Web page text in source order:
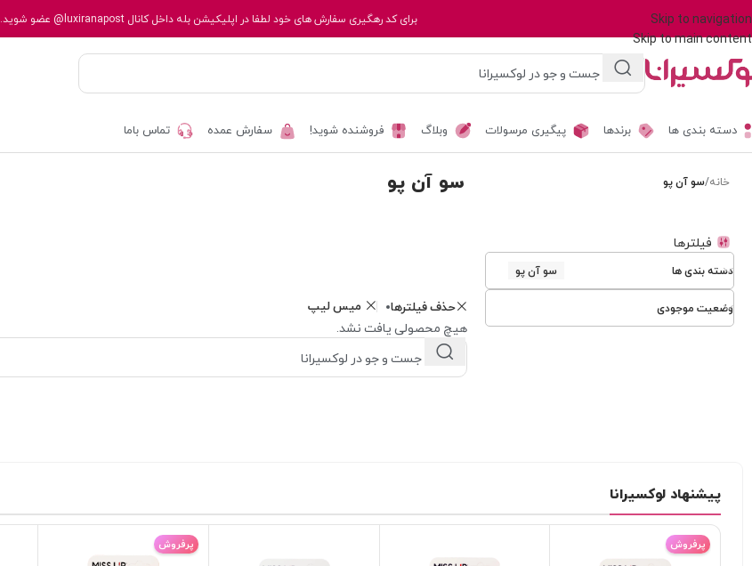
Skip to navigation
Skip to main content
برای کد رهگیری سفارش های خود لطفا در اپلیکیشن بله داخل کانال@luxiranapost عضو شوید.
دسته بندی ها برندها پیگیری مرسولات وبلاگ فروشنده شوید! سفارش عمده تماس باما
خانه/سو آن پو سو آن پو
فیلترها
دسته بندی ها سو آن پو
وضعیت موجودی حذف فیلترها میس لیپ
هیچ محصولی یافت نشد.
پیشنهاد لوکسیرانا
پرفروش پرفروش